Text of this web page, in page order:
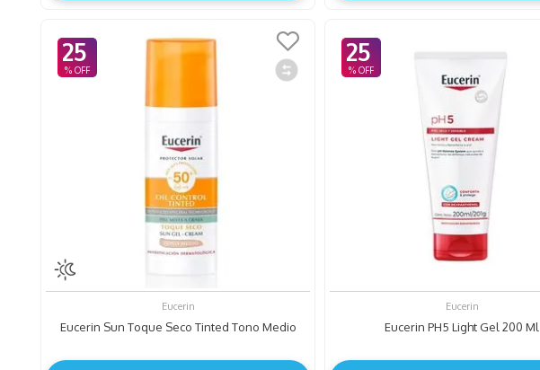
25
Eucerin
Eucerin Sun Toque Seco Tinted Tono Medio
25
Eucerin
Eucerin PH5 Light Gel 200 Ml